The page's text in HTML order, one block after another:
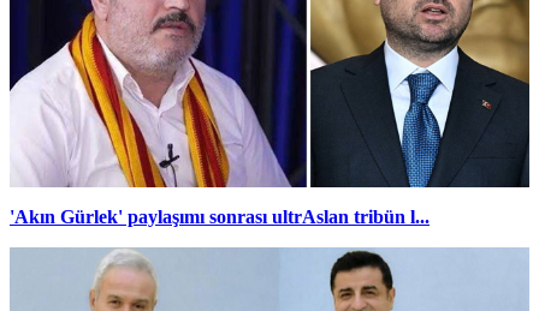
'Akın Gürlek' paylaşımı sonrası ultrAslan tribün l...